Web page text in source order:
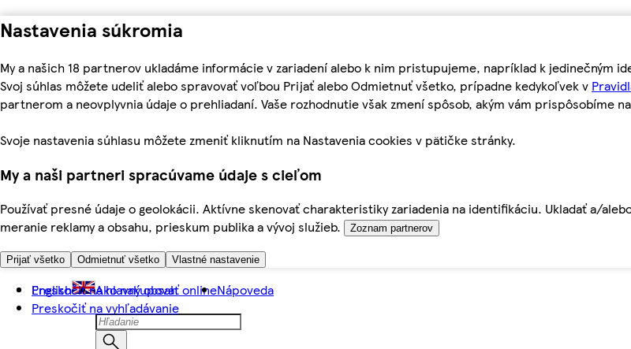
Nastavenia súkromia
My a našich 18 partnerov ukladáme informácie v zariadení alebo k nim pristupujeme, napríklad k jedinečným
Svoj súhlas môžete udeliť alebo spravovať voľbou Prijať alebo Odmietnuť všetko, prípadne kedykoľvek v
partnerom a neovplyvnia údaje o prehliadaní. Vaše rozhodnutie však zmení spôsob, akým vám prispôsobíme
Svoje nastavenia súhlasu môžete zmeniť kliknutím na Nastavenia cookies v pätičke stránky.
My a naši partneri spracúvame údaje s cieľom
Používať presné údaje o geolokácii. Aktívne skenovať charakteristiky zariadenia na identifikáciu. Ukladať a/
meranie reklamy a obsahu, prieskum publika a vývoj služieb.
Zoznam partnerov
Prijať všetko Odmietnuť všetko Vlastné nastavenie
Preskočiť na hlavný obsah
Preskočiť na vyhľadávanie
English Ako nakupovať onlineNápoveda